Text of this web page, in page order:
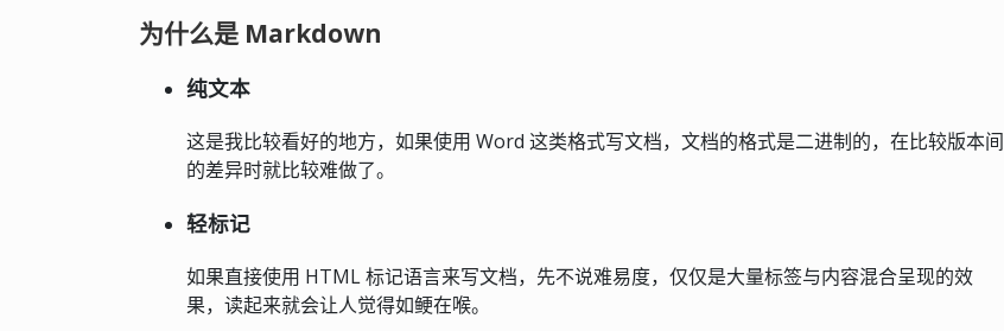
为什么是 Markdown
纯文本
这是我比较看好的地方，如果使用 Word 这类格式写文档，文档的格式是二进制的，在比较版本间
的差异时就比较难做了。
轻标记
如果直接使用 HTML 标记语言来写文档，先不说难易度，仅仅是大量标签与内容混合呈现的效
果，读起来就会让人觉得如鲠在喉。